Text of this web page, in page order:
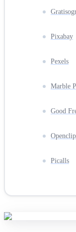
Pixabay
Pexels
Marble
Good
Picalls